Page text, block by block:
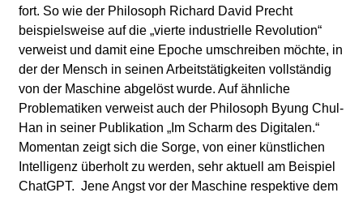
fort. So wie der Philosoph Richard David Precht
beispielsweise auf die „vierte industrielle Revolution“
verweist und damit eine Epoche umschreiben möchte, in
der der Mensch in seinen Arbeitstätigkeiten vollständig
von der Maschine abgelöst wurde. Auf ähnliche
Problematiken verweist auch der Philosoph Byung Chul-
Han in seiner Publikation „Im Scharm des Digitalen.“
Momentan zeigt sich die Sorge, von einer künstlichen
Intelligenz überholt zu werden, sehr aktuell am Beispiel
ChatGPT. Jene Angst vor der Maschine respektive dem